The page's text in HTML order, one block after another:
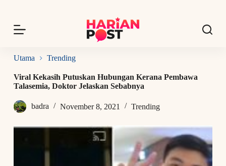
p
o
o
n
n
Utama Trending
Viral Kekasih Putuskan Hubungan Kerana Pembawa
Talasemia, Doktor Jelaskan Sebabnya
badra November 8, 2021 Trending